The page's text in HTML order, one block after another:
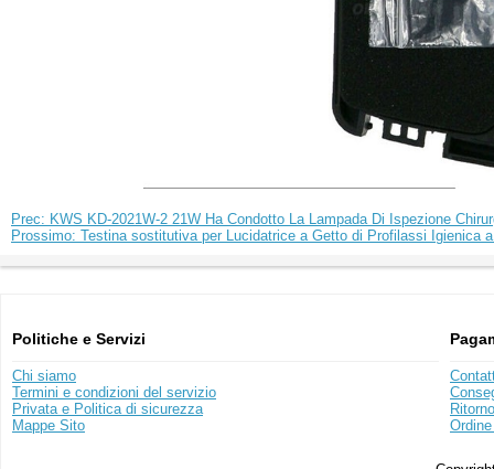
Prec: KWS KD-2021W-2 21W Ha Condotto La Lampada Di Ispezione
Prossimo: Testina sostitutiva per Lucidatrice a Getto di Profilassi Igienica
Politiche e Servizi
Chi siamo
Termini e condizioni del servizio
Privata e Politica di sicurezza
Mappe Sito